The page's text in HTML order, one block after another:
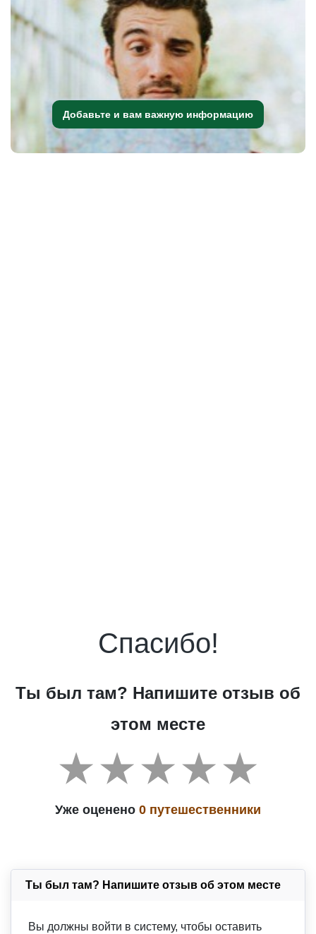
Добавьте и вам важную информацию
Спасибо!
Ты был там? Напишите отзыв об
этом месте
Уже оценено 0 путешественники
Ты был там? Напишите отзыв об этом месте
Вы должны войти в систему, чтобы оставить